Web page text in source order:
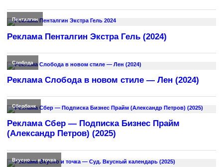
Пенталгин
Реклама Пенталгин Экстра Гель (2024)
Слобода
Реклама Слобода в новом стиле — Лен (2024)
Сбербанк
Реклама Сбер — Подписка Бизнес Прайм
(Александр Петров) (2025)
Вкусно — и точка